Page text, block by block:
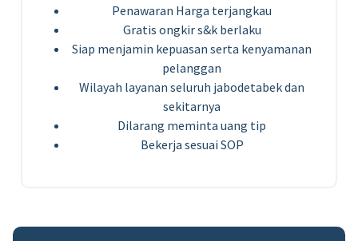
Penawaran Harga terjangkau
Gratis ongkir s&k berlaku
Siap menjamin kepuasan serta kenyamanan
pelanggan
Wilayah layanan seluruh jabodetabek dan
sekitarnya
Dilarang meminta uang tip
Bekerja sesuai SOP